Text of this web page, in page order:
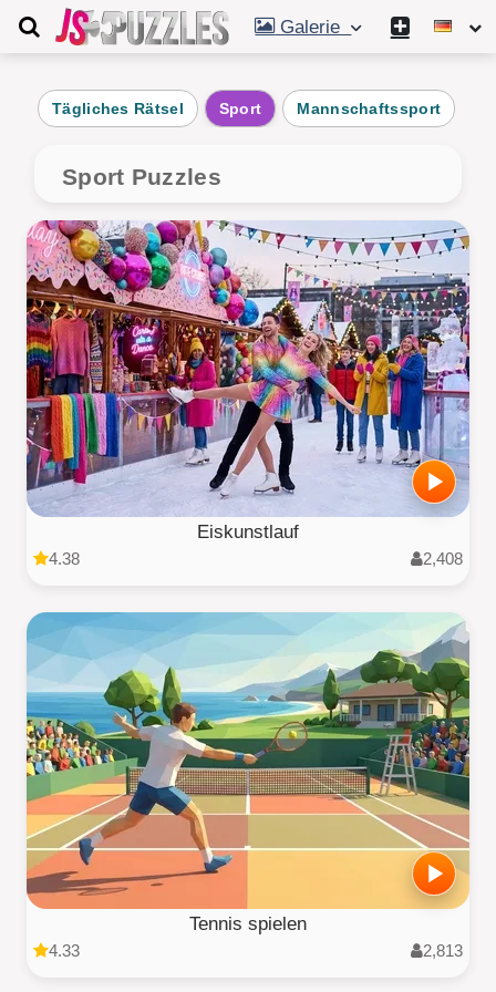
Galerie
Tägliches Rätsel Sport Mannschaftssport
Sport Puzzles
Eiskunstlauf
4.38 2,408
Tennis spielen
4.33 2,813